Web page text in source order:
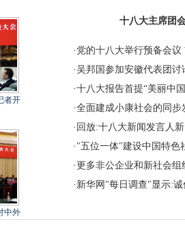
者开
中外
十八大主席团
· 党的十八大举行预备会议
·吴邦国参加安徽代表团讨
·十八大报告首提“美丽中
·全面建成小康社会的同步
· 回放:十八大新闻发言人
· "五位一体"建设中国特色
· 更多非公企业和新社会
· 新华网"每日调查"显示: